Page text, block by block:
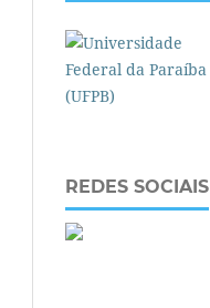
REDES SOCIAIS